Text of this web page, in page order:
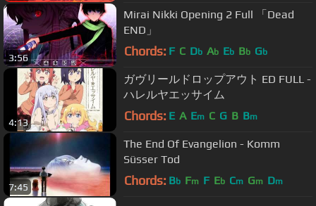
3:56
Mirai Nikki Opening 2 Full 「Dead
END」
Chords: F C Db Ab Eb Bb Gb
4:13
ガヴリールドロップアウト ED FULL -
ハレルヤエッサイム
Chords: E A Em C G B Bm
7:45
The End Of Evangelion - Komm
Süsser Tod
Chords: Bb Fm F Eb Cm Gm Dm